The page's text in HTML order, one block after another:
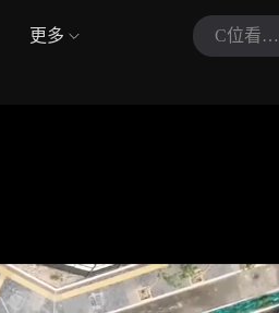
更多 C位看文化课